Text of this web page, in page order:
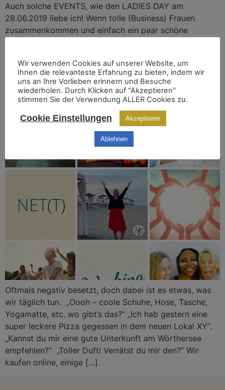
Auch solche EVENTS, wie den LADIES DAY am
28.06.2019 liebe ich! Wenn tolle (Business) Frauen
zusammenkommen und einfach ein paar schöne
was war da eigentlich so los? Zunächst haben wir mit
einer YOGA-EINHEIT unter dem Motto: INNERE STÄRKE
gestartet, um […]
Net(t)working
Oftmals negativ besetzt, doch dabei ist es etwas, was
wir täglich tun. „Oooh – coole Schuhe, Hose, Tasche,
Yogamatte, etc. wo gibt’s das?“ „Ich hab gestern eine
super leckere Pizza gegessen in dem neuen Lokal XY“.
„Kannst du mir eine gute Unterkunft am Wörthersee
empfehlen?“ „Toller Duft! Verrätst du mir den?“ Wir
kaufen online, einige […]
Wir verwenden Cookies auf unserer Website, um
Ihnen die relevanteste Erfahrung zu bieten, indem wir
uns an Ihre Vorlieben erinnern und Besuche
wiederholen. Durch Klicken auf "Akzeptieren"
stimmen Sie der Verwendung ALLER Cookies zu.
Cookie Einstellungen Akzeptieren
Ablehnen